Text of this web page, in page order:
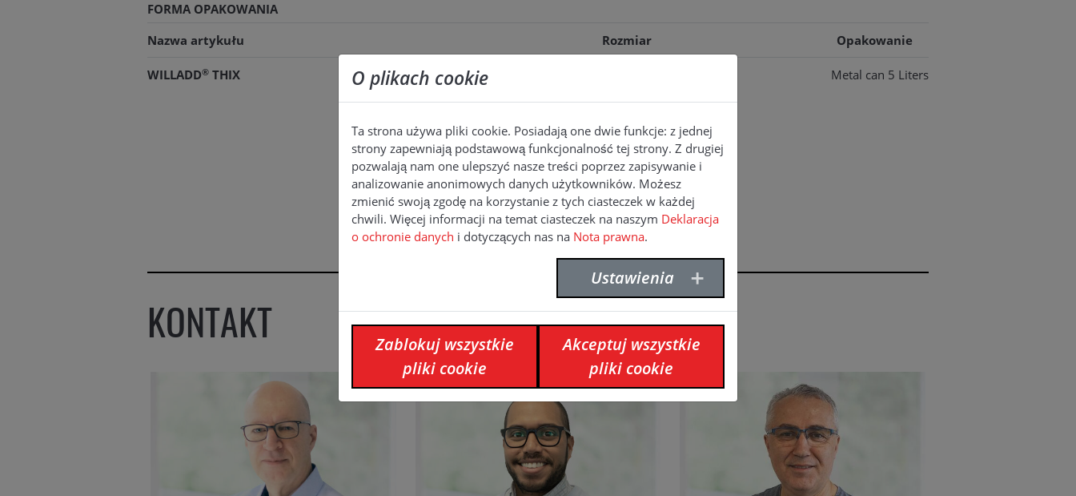
FORMA OPAKOWANIA
Nazwa artykułu
Rozmiar Opakowanie
WILLADD® THIX Metal can 5 Liters
KONTAKT
O plikach cookie
Ta strona używa pliki cookie. Posiadają one dwie funkcje: z jednej
strony zapewniają podstawową funkcjonalność tej strony. Z drugiej
pozwalają nam one ulepszyć nasze treści poprzez zapisywanie i
analizowanie anonimowych danych użytkowników. Możesz
zmienić swoją zgodę na korzystanie z tych ciasteczek w każdej
chwili. Więcej informacji na temat ciasteczek na naszym Deklaracja
o ochronie danych i dotyczących nas na Nota prawna.
Ustawienia
Zablokuj wszystkie
pliki cookie
Akceptuj wszystkie
pliki cookie